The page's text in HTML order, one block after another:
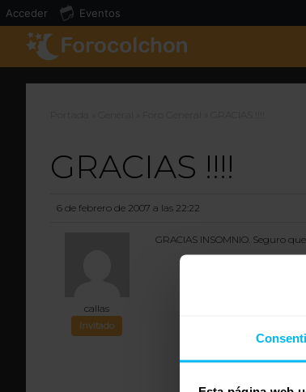
GRACIAS !!!!
6 de febrero de 2007 a las 22:22
callas
Invitado
GRACIAS INSOMNIO. Seguro
Acceder Eventos